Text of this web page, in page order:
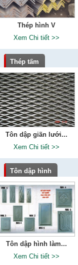
Thép hình V
Xem Chi tiết >>
Thép tấm
Tôn dập giãn lưới...
Xem Chi tiết >>
Tôn dập hình
Tôn dập hình làm...
Xem Chi tiết >>